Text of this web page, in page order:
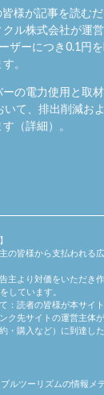
様が記事を読む
ル株式会社が運
ザーにつき0.1円
。
の電力使用と取
いて、排出削減お
す（詳細）。
の皆様から支払われる
主より対価をいただき
しています。
：読者の皆様が本サイ
ク先サイトの運営主体
・購入など）に到達し
ルツーリズムの情報メ